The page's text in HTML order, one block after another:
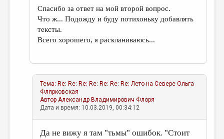
Спасибо за ответ на мой второй вопрос.
Что ж... Подожду и буду потихоньку добавлять
тексты.
Всего хорошего, я раскланиваюсь...
Тема: Re: Re: Re: Re: Re: Re: Re: Лето на Севере Ольга
Флярковская
АвторАлександр Владимирович Флоря
Дата и время: 10.03.2019, 00:34:12
Да не вижу я там "тьмы" ошибок. "Стоит